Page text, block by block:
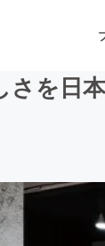
音楽
さを日